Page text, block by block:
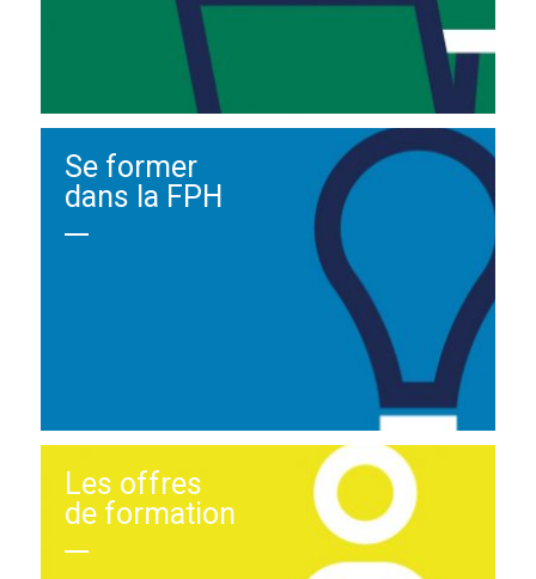
Se former
dans la FPH
Les offres
de formation